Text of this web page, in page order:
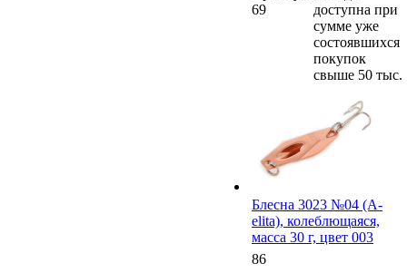
69
доступна при
сумме уже
состоявшихся
покупок
свыше 50 тыс.
Блесна 3023 №04 (А-
elita), колеблющаяся,
масса 30 г, цвет 003
86